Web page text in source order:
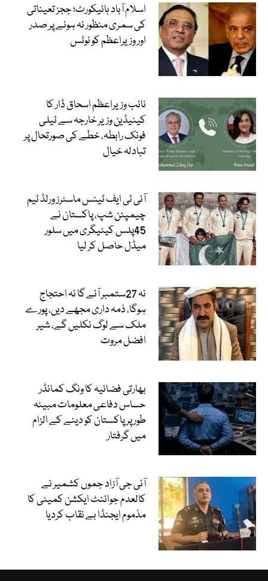
اسلام آباد ہائیکورٹ؛ ججز تعیناتی
کی سمری منظور نہ ہونے پر صدر
اور وزیراعظم کو نوٹس
نائب وزیراعظم اسحاق ڈار کا
کینیڈین وزیر خارجہ سے ٹیلی
فونک رابطہ، خطے کی صورتحال پر
تبادلہ خیال
آئی ٹی ایف ٹینس ماسٹرز ورلڈ ٹیم
چیمپئن شپ، پاکستان نے
45پلس کیٹیگری میں سلور
میڈل حاصل کر لیا
نہ 27ستمبر آئے گا نہ احتجاج
ہوگا، ذمہ داری مجھے دیں، پورے
ملک سے لوگ نکلیں گے، شیر
افضل مروت
بھارتی فضائیہ کا ونگ کمانڈر
حساس دفاعی معلومات مبینہ
طور پر پاکستان کو دینے کے الزام
میں گرفتار
آئی جی آزاد جموں کشمیر نے
کالعدم جوائنٹ ایکشن کمیٹی کا
مذموم ایجنڈا بے نقاب کردیا